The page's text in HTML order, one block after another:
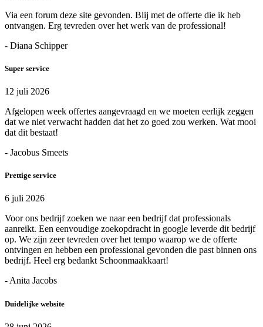
Via een forum deze site gevonden. Blij met de offerte die ik heb
ontvangen. Erg tevreden over het werk van de professional!
- Diana Schipper
Super service
12 juli 2026
Afgelopen week offertes aangevraagd en we moeten eerlijk zeggen
dat we niet verwacht hadden dat het zo goed zou werken. Wat mooi
dat dit bestaat!
- Jacobus Smeets
Prettige service
6 juli 2026
Voor ons bedrijf zoeken we naar een bedrijf dat professionals
aanreikt. Een eenvoudige zoekopdracht in google leverde dit bedrijf
op. We zijn zeer tevreden over het tempo waarop we de offerte
ontvingen en hebben een professional gevonden die past binnen ons
bedrijf. Heel erg bedankt Schoonmaakkaart!
- Anita Jacobs
Duidelijke website